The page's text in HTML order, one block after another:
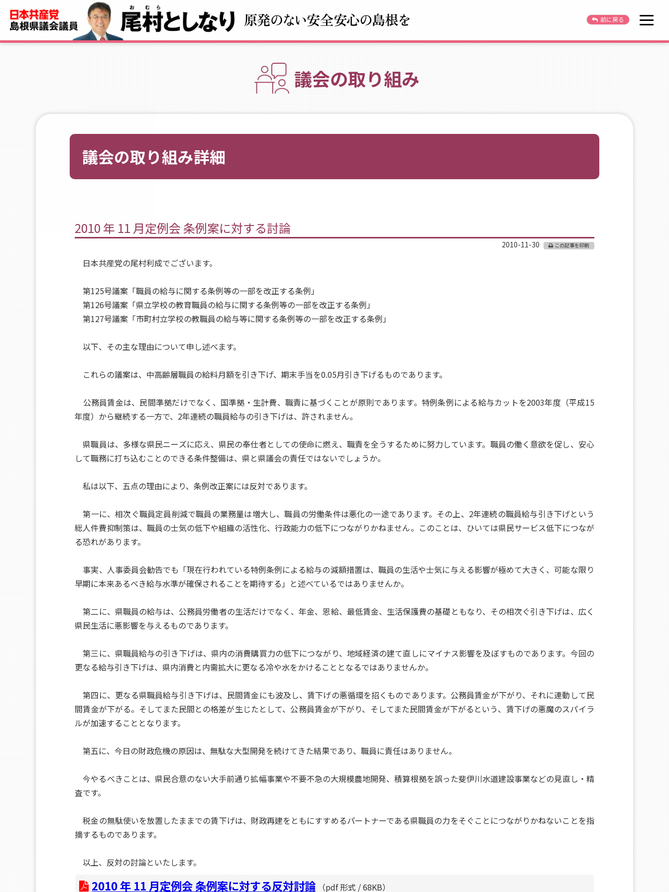
OPEN
前に戻る
議会の取り組み
議会の取り組み詳細
2010 年 11 月定例会 条例案に対する討論
2010-11-30 この記事を印刷
日本共産党の尾村利成でございます。
第125号議案「職員の給与に関する条例等の一部を改正する条例」
第126号議案「県立学校の教育職員の給与に関する条例等の一部を改正する条例」
第127号議案「市町村立学校の教職員の給与等に関する条例等の一部を改正する条例」
以下、その主な理由について申し述べます。
これらの議案は、中高齢層職員の給料月額を引き下げ、期末手当を0.05月引き下げるものであります。
公務員賃金は、民間準拠だけでなく、国準拠・生計費、職責に基づくことが原則であります。特例条例による給与カットを2003年度（平成15
年度）から継続する一方で、2年連続の職員給与の引き下げは、許されません。
県職員は、多様な県民ニーズに応え、県民の奉仕者としての使命に燃え、職責を全うするために努力しています。職員の働く意欲を促し、安心
して職務に打ち込むことのできる条件整備は、県と県議会の責任ではないでしょうか。
私は以下、五点の理由により、条例改正案には反対であります。
第一に、相次ぐ職員定員削減で職員の業務量は増大し、職員の労働条件は悪化の一途であります。その上、2年連続の職員給与引き下げという
総人件費抑制策は、職員の士気の低下や組織の活性化、行政能力の低下につながりかねません。このことは、ひいては県民サービス低下につなが
る恐れがあります。
事実、人事委員会勧告でも「現在行われている特例条例による給与の減額措置は、職員の生活や士気に与える影響が極めて大きく、可能な限り
早期に本来あるべき給与水準が確保されることを期待する」と述べているではありませんか。
第二に、県職員の給与は、公務員労働者の生活だけでなく、年金、恩給、最低賃金、生活保護費の基礎ともなり、その相次ぐ引き下げは、広く
県民生活に悪影響を与えるものであります。
第三に、県職員給与の引き下げは、県内の消費購買力の低下につながり、地域経済の建て直しにマイナス影響を及ぼすものであります。今回の
更なる給与引き下げは、県内消費と内需拡大に更なる冷や水をかけることとなるではありませんか。
第四に、更なる県職員給与引き下げは、民間賃金にも波及し、賃下げの悪循環を招くものであります。公務員賃金が下がり、それに連動して民
間賃金が下がる。そしてまた民間との格差が生じたとして、公務員賃金が下がり、そしてまた民間賃金が下がるという、賃下げの悪魔のスパイラ
ルが加速することとなります。
第五に、今日の財政危機の原因は、無駄な大型開発を続けてきた結果であり、職員に責任はありません。
今やるべきことは、県民合意のない大手前通り拡幅事業や不要不急の大規模農地開発、積算根拠を誤った斐伊川水道建設事業などの見直し・精
査です。
税金の無駄使いを放置したままでの賃下げは、財政再建をともにすすめるパートナーである県職員の力をそぐことにつながりかねないことを指
摘するものであります。
以上、反対の討論といたします。
2010 年 11 月定例会 条例案に対する反対討論 （pdf 形式 / 68KB）